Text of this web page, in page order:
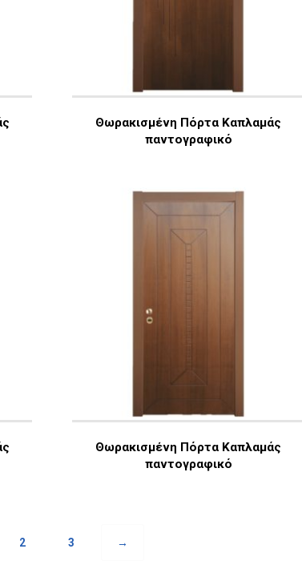
Θωρακισμένη Πόρτα Καπλαμάς
παντογραφικό
Θωρακισμένη Πόρτα Καπλαμάς
παντογραφικό
2 3 →